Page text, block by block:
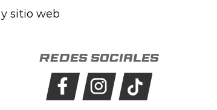
sitio web
Redes sociales